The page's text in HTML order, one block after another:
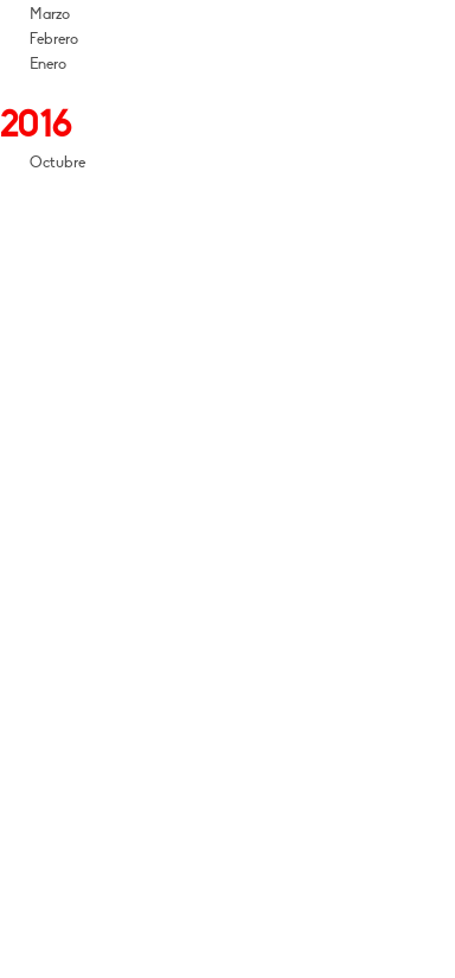
Marzo
Febrero
Enero
2016
Octubre